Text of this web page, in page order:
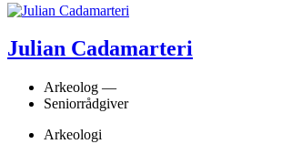
Julian Cadamarteri
Arkeolog —
Seniorrådgiver
Arkeologi